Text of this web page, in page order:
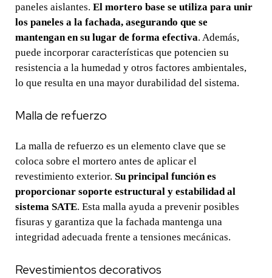
paneles aislantes.El mortero base se utiliza para unir
los paneles a la fachada, asegurando que se
mantengan en su lugar de forma efectiva. Además,
puede incorporar características que potencien su
resistencia a la humedad y otros factores ambientales,
lo que resulta en una mayor durabilidad del sistema.
Malla de refuerzo
La malla de refuerzo es un elemento clave que se
coloca sobre el mortero antes de aplicar el
revestimiento exterior.Su principal función es
proporcionar soporte estructural y estabilidad al
sistema SATE. Esta malla ayuda a prevenir posibles
fisuras y garantiza que la fachada mantenga una
integridad adecuada frente a tensiones mecánicas.
Revestimientos decorativos